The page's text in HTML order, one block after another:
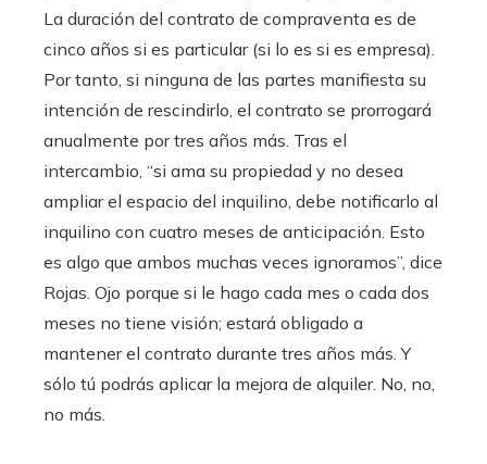
La duración del contrato de compraventa es de
cinco años si es particular (si lo es si es empresa).
Por tanto, si ninguna de las partes manifiesta su
intención de rescindirlo, el contrato se prorrogará
anualmente por tres años más. Tras el
intercambio, “si ama su propiedad y no desea
ampliar el espacio del inquilino, debe notificarlo al
inquilino con cuatro meses de anticipación. Esto
es algo que ambos muchas veces ignoramos”, dice
Rojas. Ojo porque si le hago cada mes o cada dos
meses no tiene visión; estará obligado a
mantener el contrato durante tres años más. Y
sólo tú podrás aplicar la mejora de alquiler. No, no,
no más.